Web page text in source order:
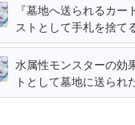
『墓地へ送られるカ
ストとして手札を捨て
水属性モンスターの効
トとして墓地に送られ